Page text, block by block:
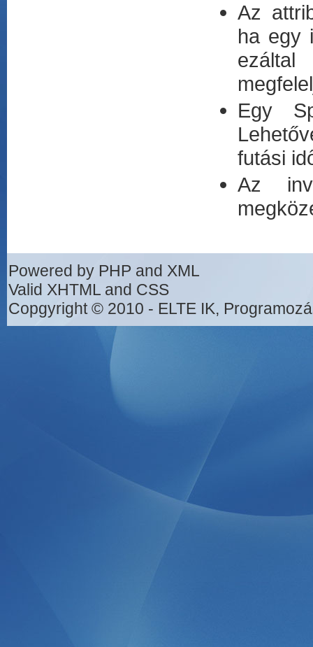
Az
ha egy
Egy
futási
Az
Powered by PHP and XML
Valid XHTML and CSS
Copgyright © 2010 - ELTE IK,